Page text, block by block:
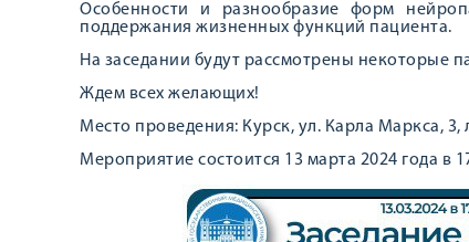
Особенности и разнообразие форм
поддержания жизненных функций пациента.
На заседании будут рассмотрены некоторые
Ждем всех желающих!
Место проведения: Курск, ул. Карла Маркса,
Мероприятие состоится 13 марта 2024 года в